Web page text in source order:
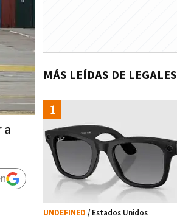
a
MÁS LEÍDAS DE LEGALES
UNDEFINED / Estados Unidos